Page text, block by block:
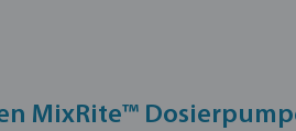
MixRite™